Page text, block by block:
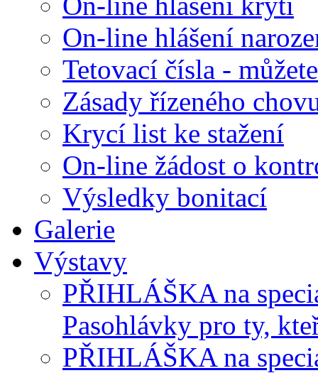
On-line hlášení
Tetovací čísla -
Zásady řízeného
Krycí list ke stažení
On-line žádost o
Výsledky bonitací
Galerie
Výstavy
PŘIHLÁŠKA na
Pasohlávky pro ty,
PŘIHLÁŠKA na